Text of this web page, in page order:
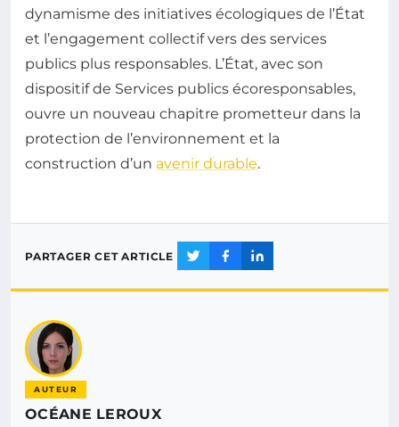
dynamisme des initiatives écologiques de l’État
et l’engagement collectif vers des services
publics plus responsables. L’État, avec son
dispositif de Services publics écoresponsables,
ouvre un nouveau chapitre prometteur dans la
protection de l’environnement et la
construction d’un avenir durable.
PARTAGER CET ARTICLE
AUTEUR
OCÉANE LEROUX